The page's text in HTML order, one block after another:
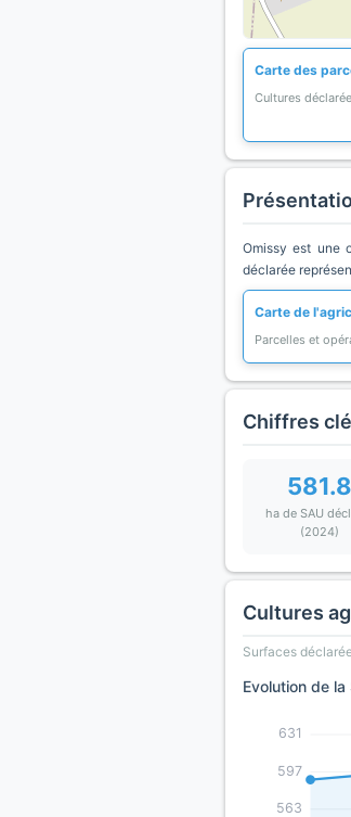
Carte des
Cultures
Omissy est une
déclarée
Carte de
Parcelles et
Chiffres
581.8
ha de SAU
(2024)
Cultures
Surfaces
Evolution de
563
597
631